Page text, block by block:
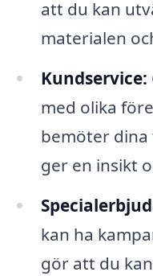
att du kan
materialen
Kundservice:
med olika
bemöter
ger en insikt
kan ha
gör att du